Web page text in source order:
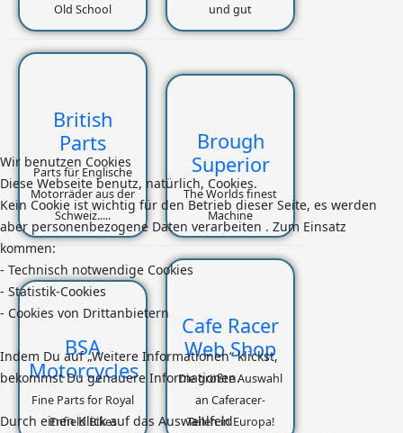
Old School und gut
British
Parts
Parts für Englische
Motorräder aus der
Schweiz.....
Brough
Superior
The Worlds finest
Machine
BSA
Motorcycles
Fine Parts for Royal
Enfield Bikes
Cafe Racer
Web Shop
Die größte Auswahl
an Caferacer-
Teilen in Europa!
Wir benutzen Cookies
Diese Webseite benutz, natürlich, Cookies.
Kein Cookie ist wichtig für den Betrieb dieser Seite, es werden
aber personenbezogene Daten verarbeiten . Zum Einsatz
kommen:
- Technisch notwendige Cookies
- Statistik-Cookies
- Cookies von Drittanbietern
Indem Du auf „Weitere Informationen“ klickst,
bekommst Du genauere Informationen.
Durch einen Klick auf das Auswahlfeld